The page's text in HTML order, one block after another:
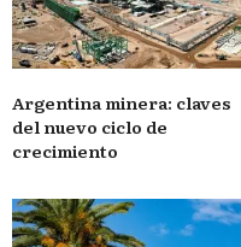
Argentina minera: claves
del nuevo ciclo de
crecimiento